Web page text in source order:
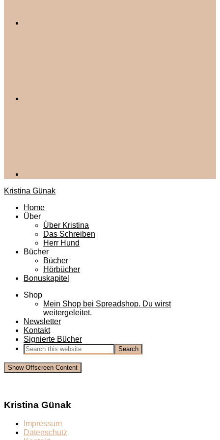
Kristina Günak
Home
Über
Über Kristina
Das Schreiben
Herr Hund
Bücher
Bücher
Hörbücher
Bonuskapitel
Shop
Mein Shop bei Spreadshop. Du wirst
weitergeleitet.
Newsletter
Kontakt
Signierte Bücher
Show Offscreen Content
Kristina Günak
Impressum
Datenschutz